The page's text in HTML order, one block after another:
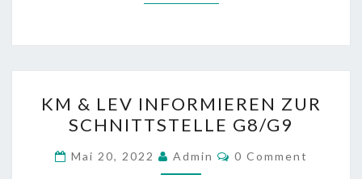
&
LEV
KM & LEV INFORMIEREN ZUR
SCHNITTSTELLE G8/G9
Mai 20, 2022 Admin COMMENTS
0 Comment